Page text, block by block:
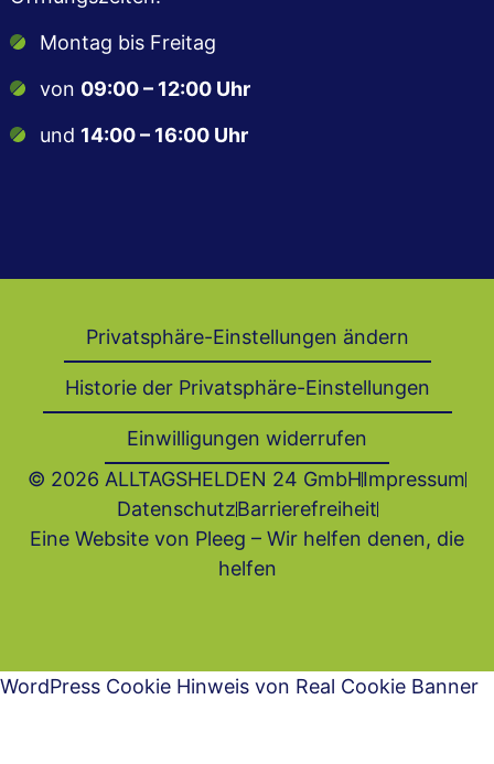
Montag bis Freitag
von 09:00 – 12:00 Uhr
und 14:00 – 16:00 Uhr
Privatsphäre-Einstellungen ändern
Historie der Privatsphäre-Einstellungen
Einwilligungen widerrufen
© 2026 ALLTAGSHELDEN 24 GmbHImpressum
DatenschutzBarrierefrei­heit
Eine Website von Pleeg – Wir helfen denen, die
helfen
WordPress Cookie Hinweis von Real Cookie Banner